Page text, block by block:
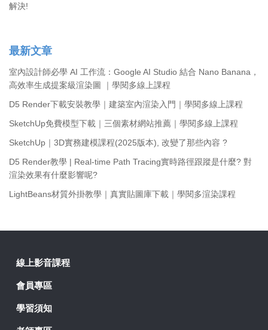
解決!
最新文章
室內設計師必學 AI 工作流：Google AI Studio 結合 Nano Banana，
高效率生成提案級渲染圖 ｜學閱多線上課程
D5 Render下載安裝教學｜建築室內渲染入門｜學閱多線上課程
SketchUp免費模型下載｜三個素材網站推薦｜學閱多線上課程
SketchUp｜3D實務建模課程(2025版本), 改變了那些內容 ?
D5 Render教學 | Real-time Path Tracing實時路徑跟蹤是什麼? 對
渲染效果有什麼影響呢?
LightBeans材質外掛教學｜真實貼圖庫下載｜學閱多渲染課程
線上影音課程
會員專區
學習須知